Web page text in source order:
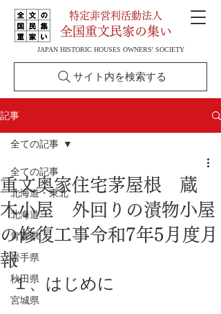
特定非営利活動法人
全国重文民家の集い
JAPAN HISTORIC HOUSES OWNERS' SOCIETY
サイト内を検索する
記事
全ての記事
北海道・東北
北海道
青森県
岩手県
秋田県
宮城県
全ての記事
重文奥家住宅茅屋根 蔵
木小屋 外回りの漬物小屋
の修復工事令和7年5月度月
報
１、はじめに